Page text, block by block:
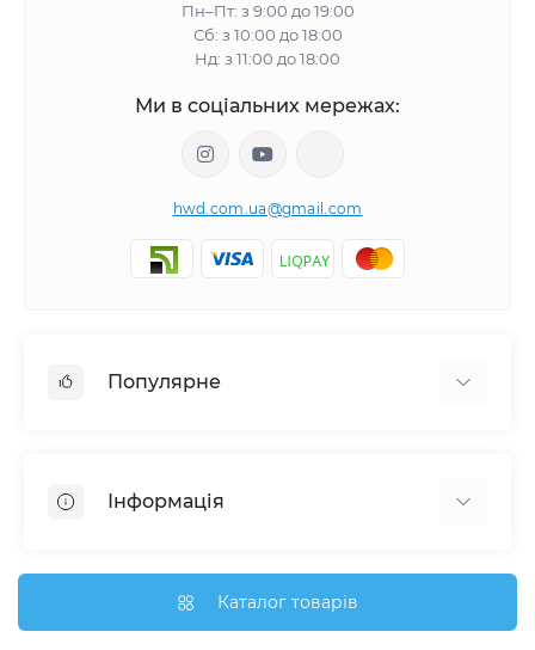
Пн–Пт: з 9:00 до 19:00
Сб: з 10:00 до 18:00
Нд: з 11:00 до 18:00
Ми в соціальних мережах:
hwd.com.ua@gmail.com
Популярне
Медальниці
Інформація
Про магазин
Каталог товарів